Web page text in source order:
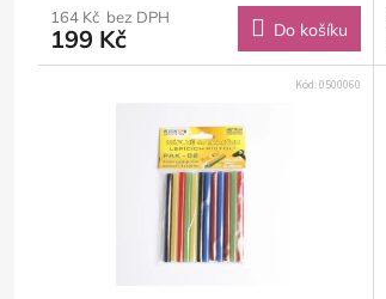
164 Kč bez DPH
199 Kč Do košíku
Kód:0500060